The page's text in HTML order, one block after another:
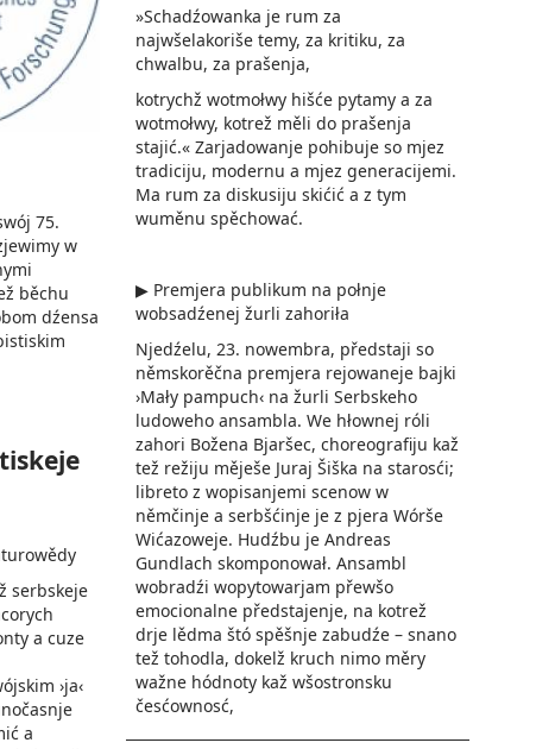
75.
w
běchu
dźensa
serbskeje
a cuze
›ja‹
a
»Schadźowanka je rum za
najwšelakoriše temy, za kritiku, za
chwalbu, za prašenja,
kotrychž wotmołwy hišće pytamy a za
wotmołwy, kotrež měli do prašenja
stajić.« Zarjadowanje pohibuje so mjez
tradiciju, modernu a mjez generacijemi.
Ma rum za diskusiju skićić a z tym
wuměnu spěchować.
▶ Premjera publikum na połnje
wobsadźenej žurli zahoriła
Njedźelu, 23. nowembra, předstaji so
němskorěčna premjera rejowaneje bajki
›Mały pampuch‹ na žurli Serbskeho
ludoweho ansambla. We hłownej róli
zahori Božena Bjaršec, choreografiju kaž
tež režiju měješe Juraj Šiška na starosći;
libreto z wopisanjemi scenow w
němčinje a serbšćinje je z pjera Wórše
Wićazoweje. Hudźbu je Andreas
Gundlach skomponował. Ansambl
wobradźi wopytowarjam přewšo
emocionalne předstajenje, na kotrež
drje lědma štó spěšnje zabudźe – snano
tež tohodla, dokelž kruch nimo měry
wažne hódnoty kaž wšostronsku
česćownosć,